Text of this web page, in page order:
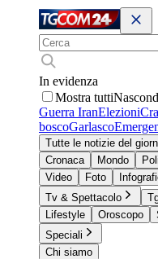
In evidenza
Mostra tutti
Guerra IranElezioni
boscoGarlasco
Tutte le notizie del
Cronaca
Mondo
Video
Foto
Tv & Spettacolo
Lifestyle
Oroscopo
Speciali
Chi siamo